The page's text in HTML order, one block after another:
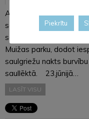
Alūksnes pilsētā No 20.
saullēktam Alūksnes
sagaidīšanas ceļā
Muižas parku, dodot
saulgriežu nakts
saullēktā. 23.jūnijā…
LASĪT VISU
Piekrītu